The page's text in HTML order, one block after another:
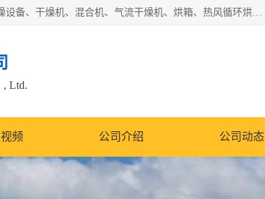
常州市圣祥干燥设备有限公司以生产干燥设备为主导产品，提供：干燥设备、干燥机、混合机、气流干燥机、烘箱、热风循环烘箱、沸腾干燥机、烘干机、喷雾干燥机等产品的生产、制造与销售服务。
, Ltd.
频 公司介绍 公司动态